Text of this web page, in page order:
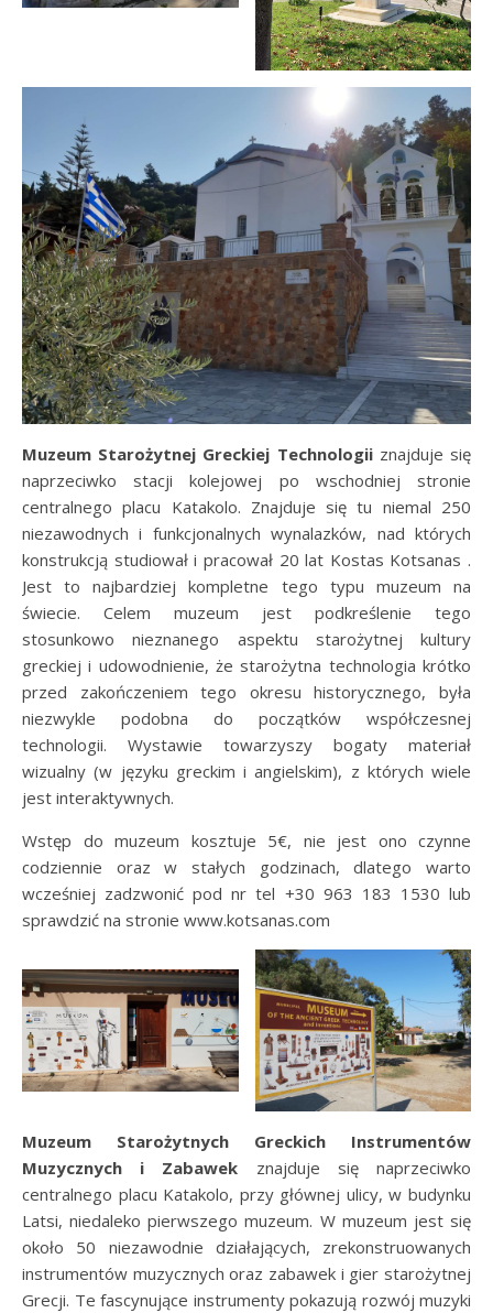
Muzeum Starożytnej Greckiej Technologiiznajduje się
naprzeciwko stacji kolejowej po wschodniej stronie
centralnego placu Katakolo. Znajduje się tu niemal 250
niezawodnych i funkcjonalnych wynalazków, nad których
konstrukcją studiował i pracował 20 lat Kostas Kotsanas .
Jest to najbardziej kompletne tego typu muzeum na
świecie. Celem muzeum jest podkreślenie tego
stosunkowo nieznanego aspektu starożytnej kultury
greckiej i udowodnienie, że starożytna technologia krótko
przed zakończeniem tego okresu historycznego, była
niezwykle podobna do początków współczesnej
technologii. Wystawie towarzyszy bogaty materiał
wizualny (w języku greckim i angielskim), z których wiele
jest interaktywnych.
Wstęp do muzeum kosztuje 5€, nie jest ono czynne
codziennie oraz w stałych godzinach, dlatego warto
wcześniej zadzwonić pod nr tel +30 963 183 1530 lub
sprawdzić na stronie www.kotsanas.com
Muzeum Starożytnych Greckich Instrumentów
Muzycznych i Zabawek znajduje się naprzeciwko
centralnego placu Katakolo, przy głównej ulicy, w budynku
Latsi, niedaleko pierwszego muzeum. W muzeum jest się
około 50 niezawodnie działających, zrekonstruowanych
instrumentów muzycznych oraz zabawek i gier starożytnej
Grecji. Te fascynujące instrumenty pokazują rozwój muzyki